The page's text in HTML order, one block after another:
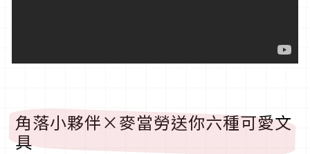
角落小夥伴×麥當勞送你六種可愛文
具